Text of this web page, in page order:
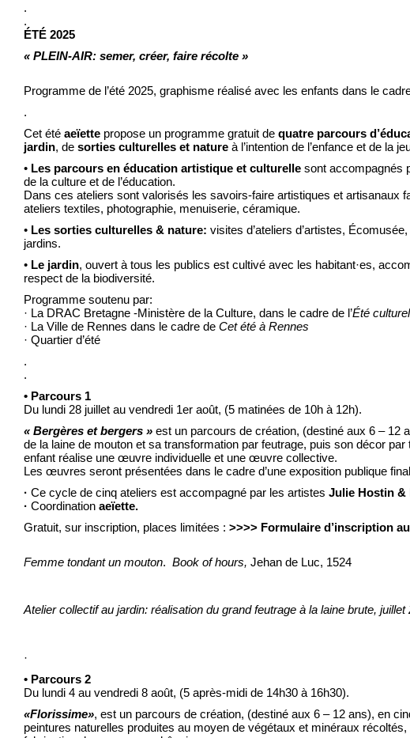
.
.
ÉTÉ 2025
« PLEIN-AIR: semer, créer, faire récolte »
Programme de l’été 2025, graphisme réalisé avec les enfants dans le
.
Cet été aeïette propose un programme gratuit de quatre parcours
jardin, de sorties culturelles et nature à l’intention de l’enfance et de la
• Les parcours en éducation artistique et culturelle sont accompagnés
de la culture et de l’éducation.
Dans ces ateliers sont valorisés les savoirs-faire artistiques et artisanaux
ateliers textiles, photographie, menuiserie, céramique.
• Les sorties culturelles & nature: visites d’ateliers d’artistes,
jardins.
• Le jardin, ouvert à tous les publics est cultivé avec les habitant·es,
respect de la biodiversité.
Programme soutenu par:
· La DRAC Bretagne -Ministère de la Culture, dans le cadre de l’Été culturel
· La Ville de Rennes dans le cadre de Cet été à Rennes
· Quartier d’été
.
.
• Parcours 1
Du lundi 28 juillet au vendredi 1er août, (5 matinées de 10h à 12h).
« Bergères et bergers » est un parcours de création, (destiné aux 6 – 12
de la laine de mouton et sa transformation par feutrage, puis son décor
enfant réalise une œuvre individuelle et une œuvre collective.
Les œuvres seront présentées dans le cadre d’une exposition publique
· Ce cycle de cinq ateliers est accompagné par les artistes Julie Hostin &
· Coordination aeïette.
Gratuit, sur inscription, places limitées : >>>> Formulaire d’inscription
Femme tondant un mouton. Book of hours, Jehan de Luc, 1524
Atelier collectif au jardin: réalisation du grand feutrage à la laine brute, juillet
·
• Parcours 2
Du lundi 4 au vendredi 8 août, (5 après-midi de 14h30 à 16h30).
«Florissime», est un parcours de création, (destiné aux 6 – 12 ans), en
peintures naturelles produites au moyen de végétaux et minéraux